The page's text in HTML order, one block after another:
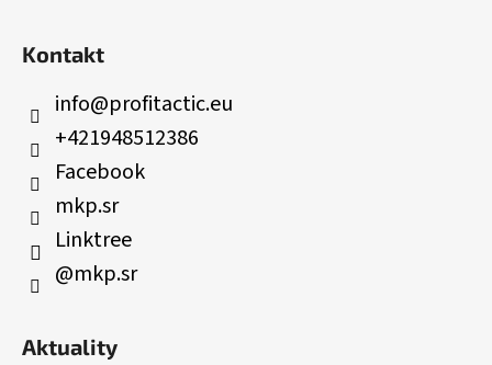
Kontakt
info@profitactic.eu
+421948512386
Facebook
mkp.sr
Linktree
@mkp.sr
Aktuality